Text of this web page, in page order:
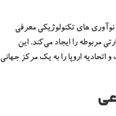
حقوق اساسی و نوآوری های تکنولوژیکی معرفی
مربوطه را ایجاد می‌کند. این
اروپا را به یک مرکز جهانی